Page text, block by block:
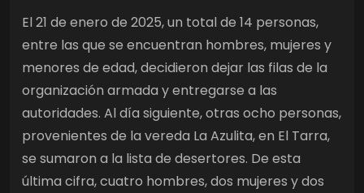
El 21 de enero de 2025, un total de 14 personas,
entre las que se encuentran hombres, mujeres y
menores de edad, decidieron dejar las filas de la
organización armada y entregarse a las
autoridades. Al día siguiente, otras ocho personas,
provenientes de la vereda La Azulita, en El Tarra,
se sumaron a la lista de desertores. De esta
última cifra, cuatro hombres, dos mujeres y dos